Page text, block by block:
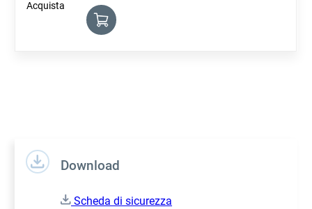
Download
Scheda di sicurezza